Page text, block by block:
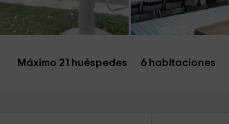
Máximo 21 huéspedes 6 habitaciones